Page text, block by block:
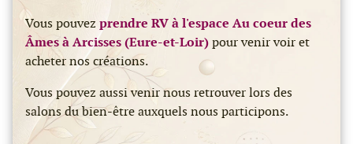
Vous pouvez prendre RV à l'espace Au coeur des
Âmes à Arcisses (Eure-et-Loir)pour venir voir et
acheter nos créations.
Vous pouvez aussi venir nous retrouver lors des
salons du bien-être auxquels nous participons.